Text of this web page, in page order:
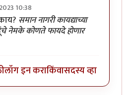
10:38
फायदा काय आहे?byवामन देशमुख
समान नागरी कायद्याच्या
नेमके कोणते फायदे होणार
लॉग इन कराकिंवासदस्य व्हा